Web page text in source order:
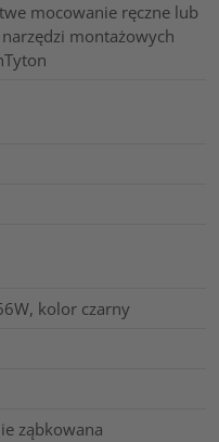
mocowanie ręczne lub
montażowych
kolor czarny
ząbkowana